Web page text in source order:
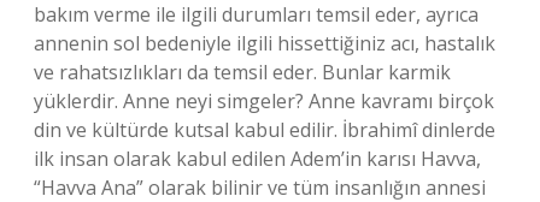
bakım verme ile ilgili durumları temsil eder, ayrıca
annenin sol bedeniyle ilgili hissettiğiniz acı, hastalık
ve rahatsızlıkları da temsil eder. Bunlar karmik
yüklerdir. Anne neyi simgeler? Anne kavramı birçok
din ve kültürde kutsal kabul edilir. İbrahimî dinlerde
ilk insan olarak kabul edilen Adem’in karısı Havva,
“Havva Ana” olarak bilinir ve tüm insanlığın annesi